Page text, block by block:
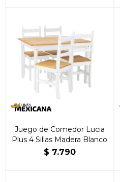
Juego de Comedor Lucia
Plus 4 Sillas Madera Blanco
$ 7.790